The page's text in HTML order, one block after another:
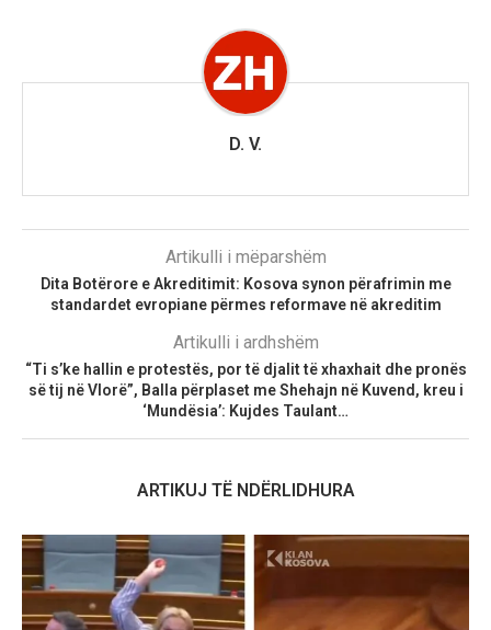
D. V.
Artikulli i mëparshëm
Dita Botërore e Akreditimit: Kosova synon përafrimin me
standardet evropiane përmes reformave në akreditim
Artikulli i ardhshëm
“Ti s’ke hallin e protestës, por të djalit të xhaxhait dhe pronës
së tij në Vlorë”, Balla përplaset me Shehajn në Kuvend, kreu i
‘Mundësia’: Kujdes Taulant…
ARTIKUJ TË NDËRLIDHURA